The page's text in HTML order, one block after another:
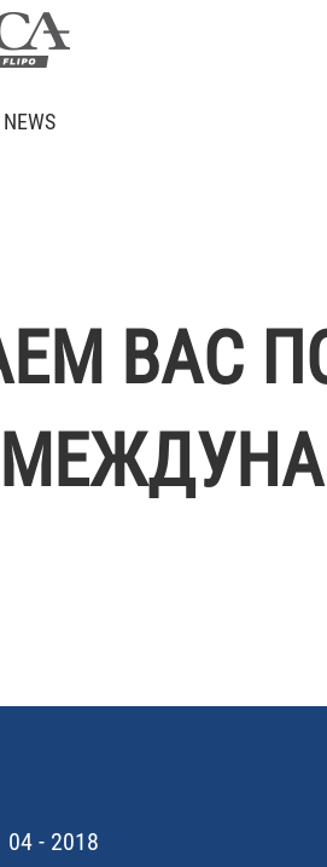
NEWS
ВАС
04 - 2018